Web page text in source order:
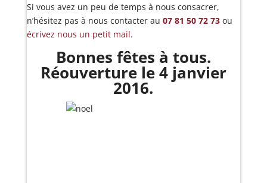
Si vous avez un peu de temps à nous consacrer,
n’hésitez pas à nous contacter au 07 81 50 72 73ou
écrivez nous un petit mail.
Bonnes fêtes à tous.
Réouverture le 4 janvier
2016.